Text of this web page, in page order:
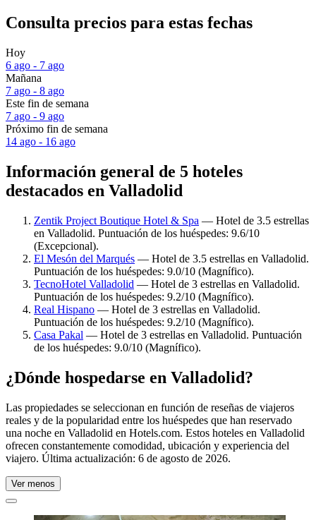
Consulta precios para estas fechas
Hoy
6 ago - 7 ago
Mañana
7 ago - 8 ago
Este fin de semana
7 ago - 9 ago
Próximo fin de semana
14 ago - 16 ago
Información general de 5 hoteles
destacados en Valladolid
Zentik Project Boutique Hotel & Spa — Hotel de 3.5 estrellas
en Valladolid. Puntuación de los huéspedes: 9.6/10
(Excepcional).
El Mesón del Marqués — Hotel de 3.5 estrellas en Valladolid.
Puntuación de los huéspedes: 9.0/10 (Magnífico).
TecnoHotel Valladolid — Hotel de 3 estrellas en Valladolid.
Puntuación de los huéspedes: 9.2/10 (Magnífico).
Real Hispano — Hotel de 3 estrellas en Valladolid.
Puntuación de los huéspedes: 9.2/10 (Magnífico).
Casa Pakal — Hotel de 3 estrellas en Valladolid. Puntuación
de los huéspedes: 9.0/10 (Magnífico).
¿Dónde hospedarse en Valladolid?
Las propiedades se seleccionan en función de reseñas de viajeros
reales y de la popularidad entre los huéspedes que han reservado
una noche en Valladolid en Hotels.com. Estos hoteles en Valladolid
ofrecen constantemente comodidad, ubicación y experiencia del
viajero. Última actualización: 6 de agosto de 2026.
Ver menos